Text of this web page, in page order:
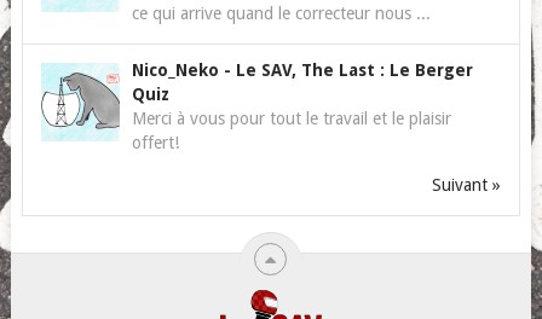
ce qui arrive quand le correcteur nous ...
Nico_Neko - Le SAV, The Last : Le Berger
Quiz
Merci à vous pour tout le travail et le plaisir
offert!
Suivant »